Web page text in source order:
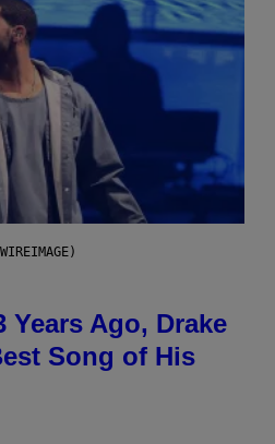
Years Ago, Drake
Song of His